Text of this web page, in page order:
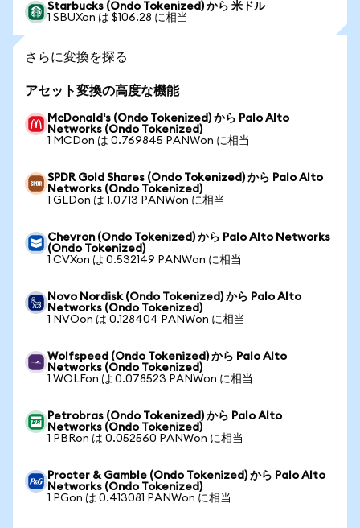
Starbucks (Ondo Tokenized) から 米ドル
1 SBUXon は $106.28 に相当
さらに変換を探る
アセット変換の高度な機能
McDonald's (Ondo Tokenized) から Palo Alto
Networks (Ondo Tokenized)
1 MCDon は 0.769845 PANWon に相当
SPDR Gold Shares (Ondo Tokenized) から Palo Alto
Networks (Ondo Tokenized)
1 GLDon は 1.0713 PANWon に相当
Chevron (Ondo Tokenized) から Palo Alto Networks
(Ondo Tokenized)
1 CVXon は 0.532149 PANWon に相当
Novo Nordisk (Ondo Tokenized) から Palo Alto
Networks (Ondo Tokenized)
1 NVOon は 0.128404 PANWon に相当
Wolfspeed (Ondo Tokenized) から Palo Alto
Networks (Ondo Tokenized)
1 WOLFon は 0.078523 PANWon に相当
Petrobras (Ondo Tokenized) から Palo Alto
Networks (Ondo Tokenized)
1 PBRon は 0.052560 PANWon に相当
Procter & Gamble (Ondo Tokenized) から Palo Alto
Networks (Ondo Tokenized)
1 PGon は 0.413081 PANWon に相当